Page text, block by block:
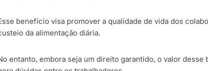
benefício visa promover a qualidade de vida dos
da alimentação diária.
entanto, embora seja um direito garantido, o valor